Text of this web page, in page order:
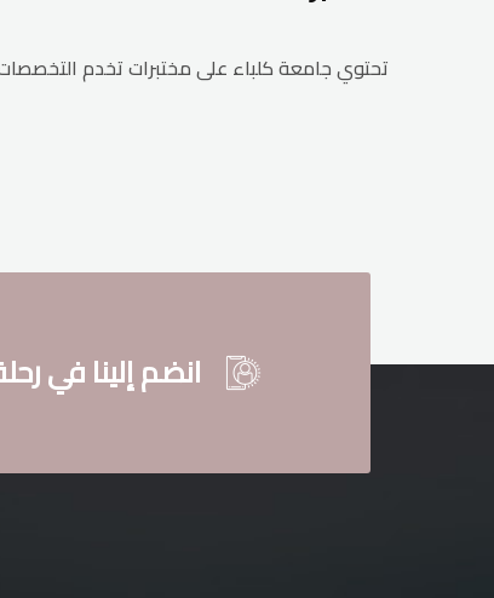
تحتوي جامعة كلباء على مختبرات تخدم
انضم إلينا في